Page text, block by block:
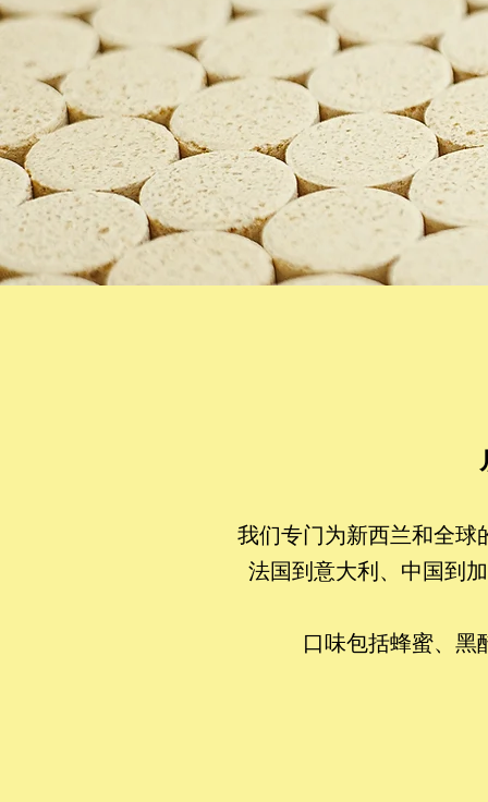
我们专门为新西兰和全球
法国到意大利、中国到
口味包括蜂蜜、黑